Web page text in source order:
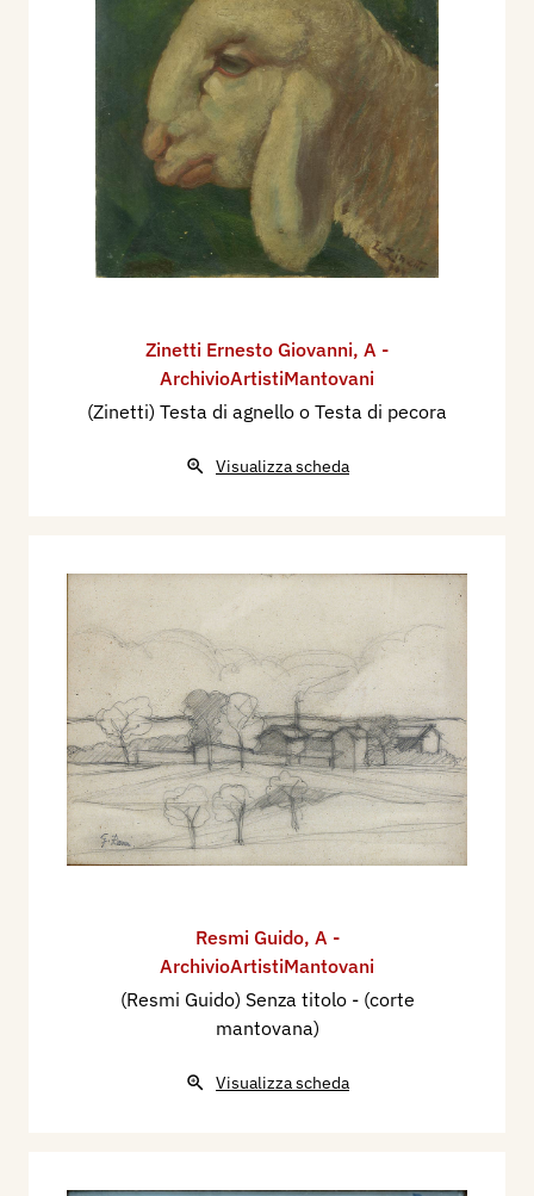
Zinetti Ernesto Giovanni, A -
ArchivioArtistiMantovani
(Zinetti) Testa di agnello o Testa di pecora
Visualizza scheda
Resmi Guido, A -
ArchivioArtistiMantovani
(Resmi Guido) Senza titolo - (corte
mantovana)
Visualizza scheda